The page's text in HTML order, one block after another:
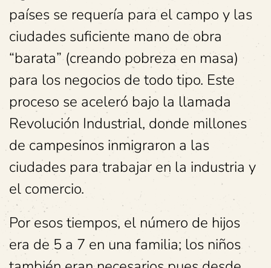
países se requería para el campo y las
ciudades suficiente mano de obra
“barata” (creando pobreza en masa)
para los negocios de todo tipo. Este
proceso se aceleró bajo la llamada
Revolución Industrial, donde millones
de campesinos inmigraron a las
ciudades para trabajar en la industria y
el comercio.
Por esos tiempos, el número de hijos
era de 5 a 7 en una familia; los niños